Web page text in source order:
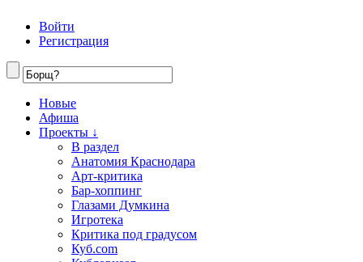
Войти
Регистрация
Новые
Афиша
Проекты ↓
В раздел
Анатомия Краснодара
Арт-критика
Бар-хоппинг
Глазами Думкина
Игротека
Критика под градусом
Куб.com